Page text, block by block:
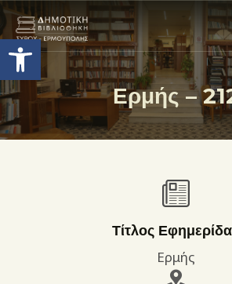
Ανοίξτε τη γραμμή εργαλείων
Ερμής –
Η ΒΙΒΛΙΟΘΗΚΗ
ΟΙ ΣΥΛΛΟΓΈΣ
ΔΡΑΣΤΗΡΙΟΤΗΤΕΣ
Τίτλος
Ερμής